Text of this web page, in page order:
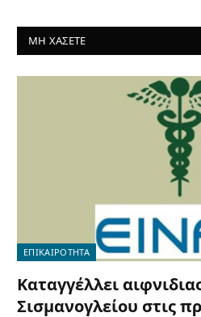
ΜΗ ΧΑΣΕΤΕ
ΕΠΙΚΑΙΡΟΤΗΤΑ
Καταγγέλλει
Σισμανογλείου στις